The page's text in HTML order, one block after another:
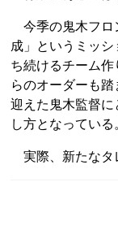
今季の鬼木フロ
成」というミッ
ち続けるチーム
らのオーダーも
迎えた鬼木監督
し方となっている
実際、新たなタ